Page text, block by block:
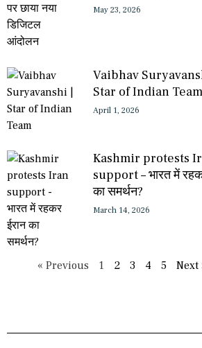
May 23, 2026
Vaibhav
Star of Indian Team
April 1, 2026
Kashmir protests
support – भारत में
का समर्थन?
March 14, 2026
« Previous 1 2 3 4 5 Next